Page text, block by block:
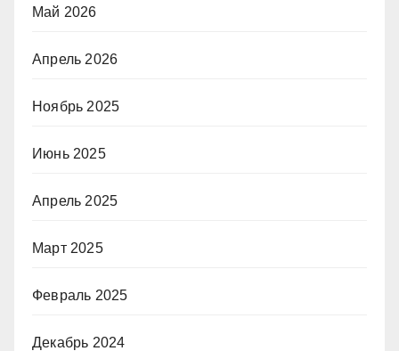
Май 2026
Апрель 2026
Ноябрь 2025
Июнь 2025
Апрель 2025
Март 2025
Февраль 2025
Декабрь 2024